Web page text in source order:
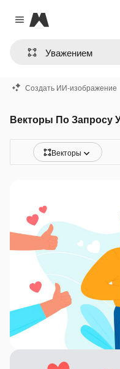
Close menu
Magnific
Создать ИИ-изображение
Векторы По Запросу
Векторы